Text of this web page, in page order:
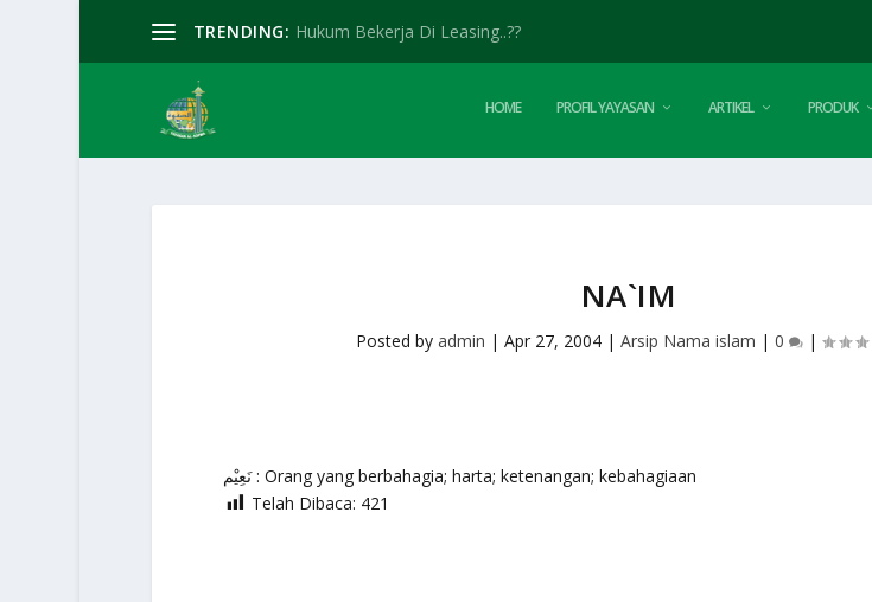
TRENDING: Hukum Bekerja Di Leasing..??
HOME PROFIL YAYASAN ARTIKEL PRODUK
NA`IM
Posted byadmin |Apr 27, 2004 |Arsip Nama islam |0 |
نَعِيْم : Orang yang berbahagia; harta; ketenangan; kebahagiaan
Telah Dibaca: 421